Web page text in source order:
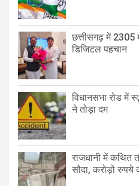
छत्तीसगढ़ में 2305
डिजिटल पहचान
विधानसभा रोड
ने तोड़ा दम
राजधानी में कथित
सौदा, करोड़ो रुपये